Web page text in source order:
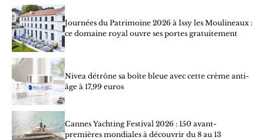
Journées du Patrimoine 2026 à Issy les Moulineaux :
ce domaine royal ouvre ses portes gratuitement
Nivea détrône sa boîte bleue avec cette crème anti-
âge à 17,99 euros
Cannes Yachting Festival 2026 : 150 avant-
premières mondiales à découvrir du 8 au 13